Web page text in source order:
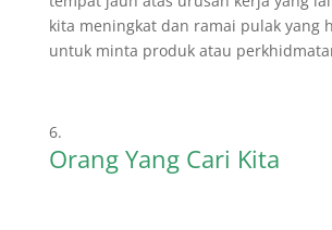
kita meningkat dan ramai pulak yang
untuk minta produk atau
Orang Yang Cari Kita